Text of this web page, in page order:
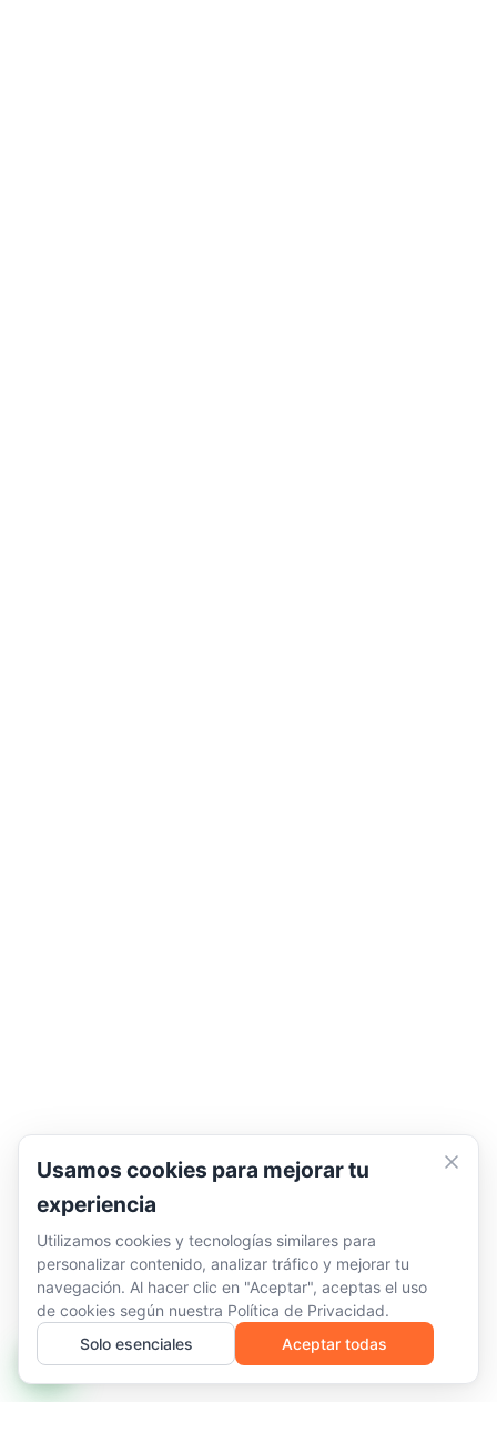
Usamos cookies para mejorar tu
experiencia
Utilizamos cookies y tecnologías similares para
personalizar contenido, analizar tráfico y mejorar tu
navegación. Al hacer clic en "Aceptar", aceptas el uso
de cookies según nuestra Política de Privacidad.
Solo esenciales
Aceptar todas